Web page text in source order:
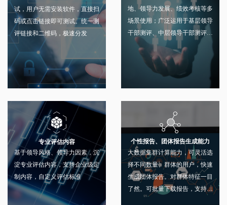
试，用户无需安装软件，直接扫
码或点击链接即可测试。统一测
评链接和二维码，极速分发
地、领导力发展、绩效考核等多
场景使用；广泛运用于基层领导
干部测评、中层领导干部测评和
高层领导干部测评
专业评估内容
基于领导风格、领导力因素，沉
淀专业评估内容，支持企业级定
制内容，自定义评估标准
个性报告、团体报告生成能力
大数据集群计算能力，可灵活选
择不同数量、群体的用户，快速
生成团体报告。对群体特征一目
了然。可批量下载报告，支持发